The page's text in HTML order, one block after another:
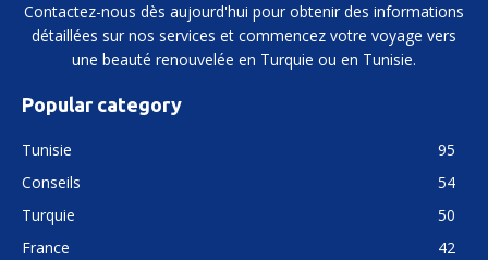
Contactez-nous dès aujourd'hui pour obtenir des informations
détaillées sur nos services et commencez votre voyage vers
une beauté renouvelée en Turquie ou en Tunisie.
Popular category
Tunisie
95
Conseils
54
Turquie
50
France
42